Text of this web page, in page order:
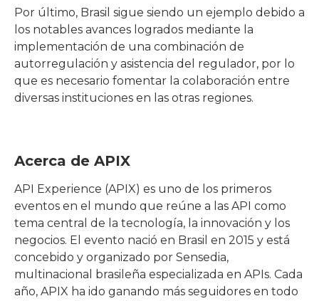
Por último, Brasil sigue siendo un ejemplo debido a
los notables avances logrados mediante la
implementación de una combinación de
autorregulación y asistencia del regulador, por lo
que es necesario fomentar la colaboración entre
diversas instituciones en las otras regiones.
Acerca de APIX
API Experience (APIX) es uno de los primeros
eventos en el mundo que reúne a las API como
tema central de la tecnología, la innovación y los
negocios. El evento nació en Brasil en 2015 y está
concebido y organizado por Sensedia,
multinacional brasileña especializada en APIs. Cada
año, APIX ha ido ganando más seguidores en todo